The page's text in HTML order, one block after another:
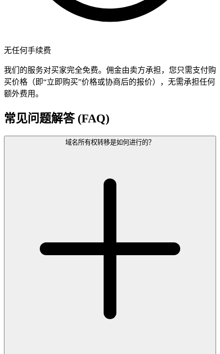
无任何手续费
我们的服务对买家完全免费。佣金由卖方承担，您只需支付购
买价格（即“立即购买”价格或协商后的报价），无需承担任何
额外费用。
常见问题解答 (FAQ)
域名所有权转移是如何进行的？